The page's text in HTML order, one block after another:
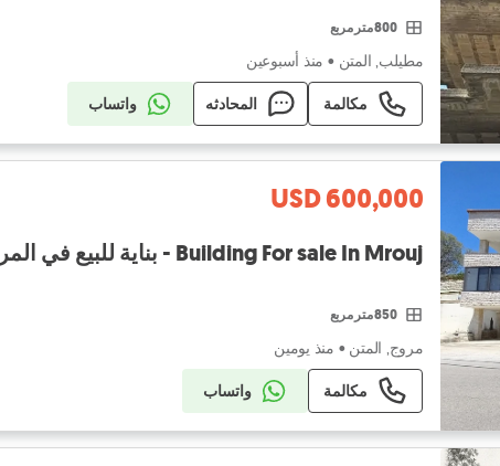
800 متر مربع
مطيلب, المتن • منذ أسبوعين
مكالمة المحادثه واتساب
USD 600,000
Building For sale In Mrouj - بناية للبيع في المروج CPSK117
850 متر مربع
مروج, المتن • منذ يومين
مكالمة واتساب